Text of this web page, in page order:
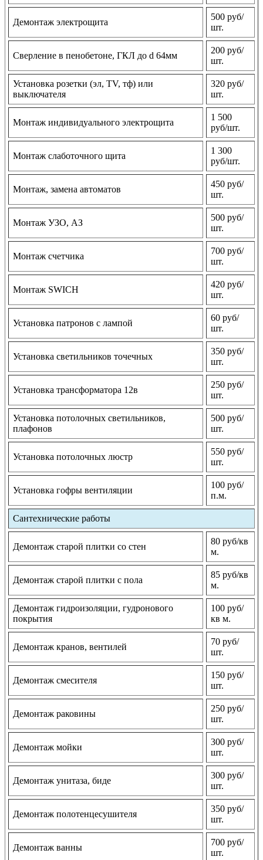
Демонтаж электрощита
500 руб/
шт.
Сверление в пенобетоне, ГКЛ до d 64мм
200 руб/
шт.
Установка розетки (эл, TV, тф) или
выключателя
320 руб/
шт.
Монтаж индивидуального электрощита
1 500
руб/шт.
Монтаж слаботочного щита
1 300
руб/шт.
Монтаж, замена автоматов
450 руб/
шт.
Монтаж УЗО, АЗ
500 руб/
шт.
Монтаж счетчика
700 руб/
шт.
Монтаж SWICH
420 руб/
шт.
Установка патронов с лампой
60 руб/
шт.
Установка светильников точечных
350 руб/
шт.
Установка трансформатора 12в
250 руб/
шт.
Установка потолочных светильников,
плафонов
500 руб/
шт.
Установка потолочных люстр
550 руб/
шт.
Установка гофры вентиляции
100 руб/
п.м.
Сантехнические работы
Демонтаж старой плитки со стен
80 руб/кв
м.
Демонтаж старой плитки с пола
85 руб/кв
м.
Демонтаж гидроизоляции, гудронового
покрытия
100 руб/
кв м.
Демонтаж кранов, вентилей
70 руб/
шт.
Демонтаж смесителя
150 руб/
шт.
Демонтаж раковины
250 руб/
шт.
Демонтаж мойки
300 руб/
шт.
Демонтаж унитаза, биде
300 руб/
шт.
Демонтаж полотенцесушителя
350 руб/
шт.
Демонтаж ванны
700 руб/
шт.